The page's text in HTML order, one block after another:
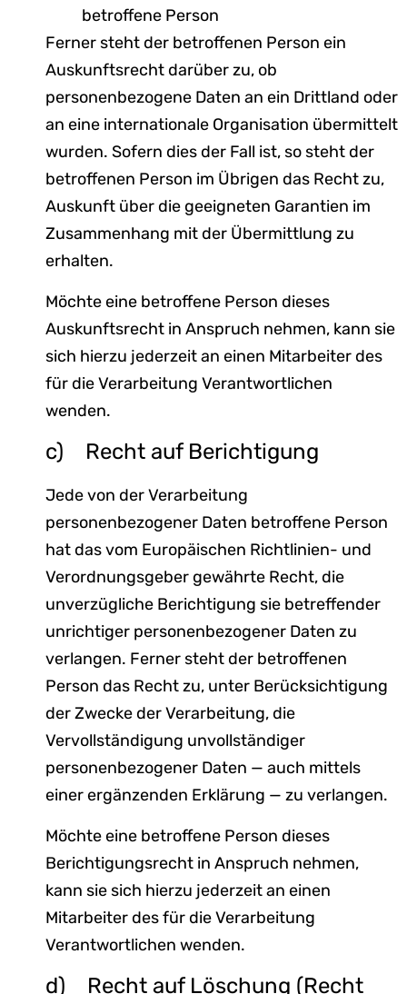
betroffene Person
Ferner steht der betroffenen Person ein
Auskunftsrecht darüber zu, ob
personenbezogene Daten an ein Drittland oder
an eine internationale Organisation übermittelt
wurden. Sofern dies der Fall ist, so steht der
betroffenen Person im Übrigen das Recht zu,
Auskunft über die geeigneten Garantien im
Zusammenhang mit der Übermittlung zu
erhalten.
Möchte eine betroffene Person dieses
Auskunftsrecht in Anspruch nehmen, kann sie
sich hierzu jederzeit an einen Mitarbeiter des
für die Verarbeitung Verantwortlichen
wenden.
c) Recht auf Berichtigung
Jede von der Verarbeitung
personenbezogener Daten betroffene Person
hat das vom Europäischen Richtlinien- und
Verordnungsgeber gewährte Recht, die
unverzügliche Berichtigung sie betreffender
unrichtiger personenbezogener Daten zu
verlangen. Ferner steht der betroffenen
Person das Recht zu, unter Berücksichtigung
der Zwecke der Verarbeitung, die
Vervollständigung unvollständiger
personenbezogener Daten — auch mittels
einer ergänzenden Erklärung — zu verlangen.
Möchte eine betroffene Person dieses
Berichtigungsrecht in Anspruch nehmen,
kann sie sich hierzu jederzeit an einen
Mitarbeiter des für die Verarbeitung
Verantwortlichen wenden.
d) Recht auf Löschung (Recht